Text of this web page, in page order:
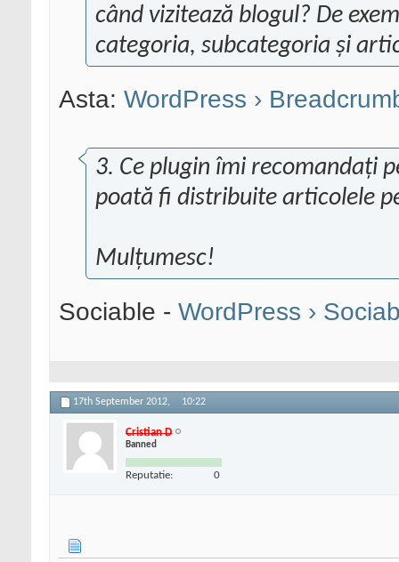
când vizitează blogul? De
categoria, subcategoria și
Asta: WordPress ›
3. Ce plugin îmi recomandați
poată fi distribuite articolele
Mulțumesc!
Sociable - WordPress ›
17th September 2012, 10:22
Cristian D
Banned
Reputatie: 0